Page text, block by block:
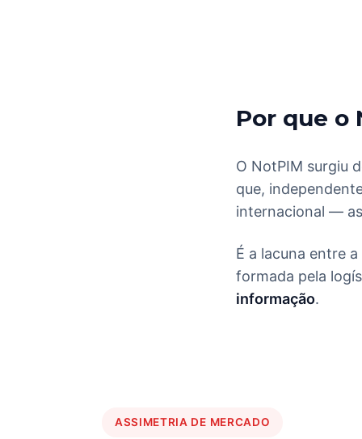
Por que o
O NotPIM surgiu
que,
internacional —
É a lacuna entre
formada pela
informação.
ASSIMETRIA DE MERCADO